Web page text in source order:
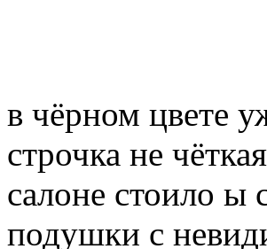
в чёрном цвете
строчка не
салоне стоило ы
подушки с